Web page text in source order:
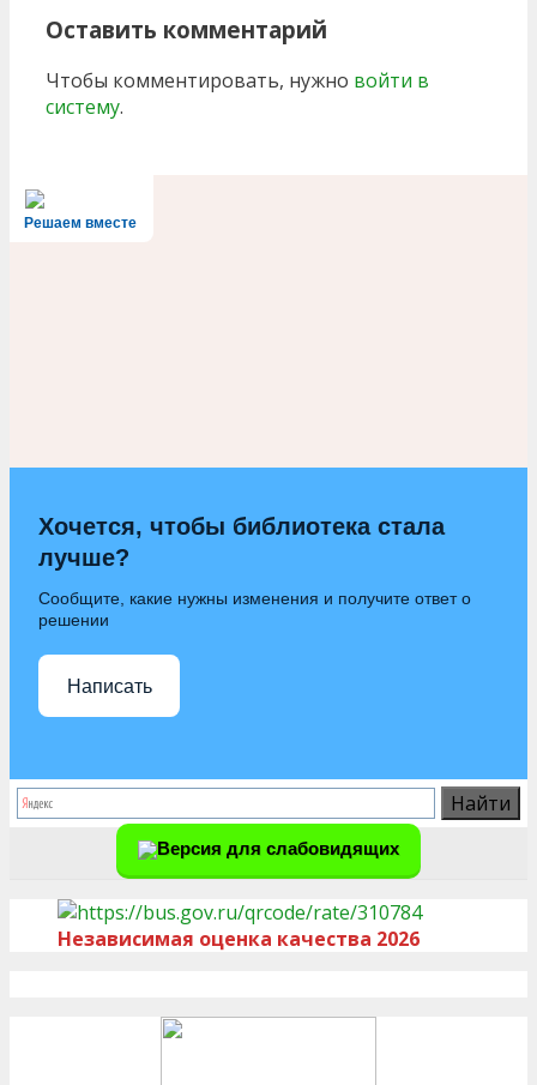
Оставить комментарий
Чтобы комментировать, нужно войти в
систему.
Решаем вместе
Хочется, чтобы библиотека стала
лучше?
Сообщите, какие нужны изменения и получите ответ о
решении
Написать
Версия для слабовидящих
Независимая оценка качества 2026